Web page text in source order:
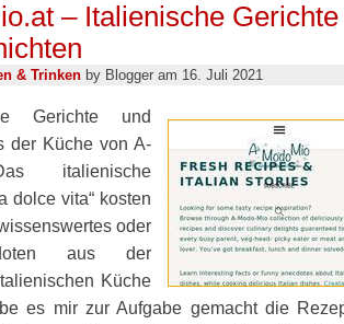
– Italienische Gerichte
& Trinkenby Blogger am 16. Juli 2021
Gerichte und
der Küche von A-
italienische
dolce vita“ kosten
oder
aus der
Küche
es mir zur Aufgabe gemacht die